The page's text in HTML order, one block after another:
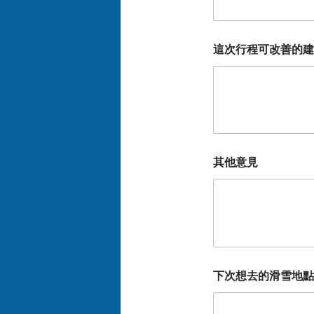
這次行程可改善的
其他意見
下次想去的滑雪地點